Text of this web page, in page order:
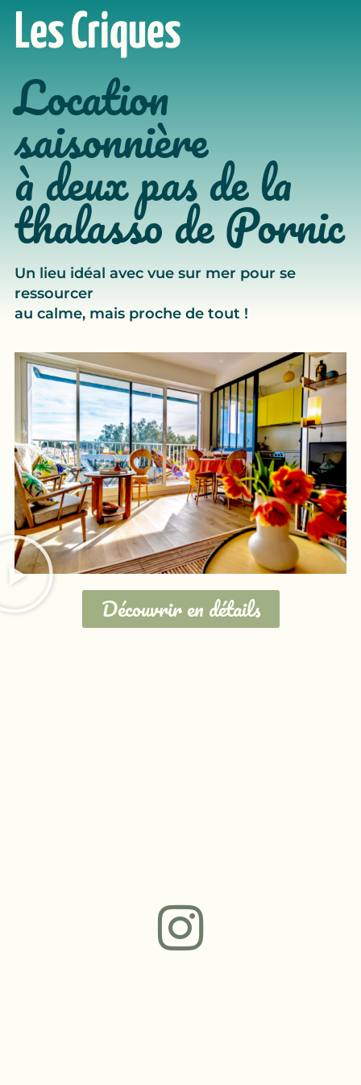
Les Criques
Location
saisonnière
à deux pas de la
thalasso de Pornic
Un lieu idéal avec vue sur mer pour se
ressourcer
au calme, mais proche de tout !
Découvrir en détails